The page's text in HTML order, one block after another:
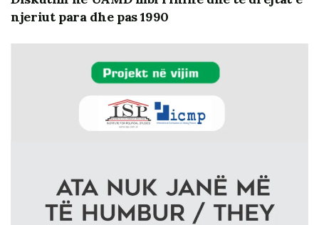
njeriut para dhe pas 1990